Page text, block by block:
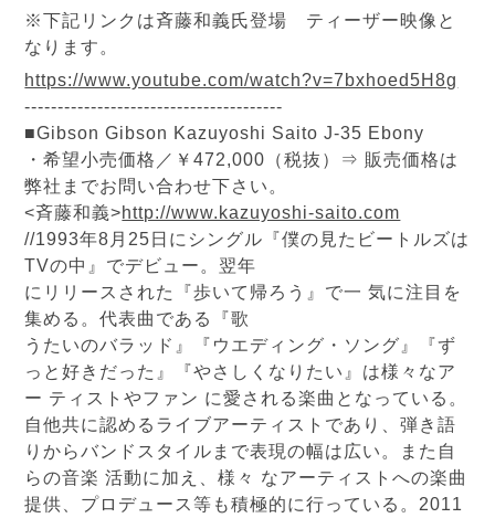
※下記リンクは斉藤和義氏登場 ティーザー映像と
なります。
https://www.youtube.com/watch?v=7bxhoed5H8g
---------------------------------------
■Gibson Gibson Kazuyoshi Saito J-35 Ebony
・希望小売価格／￥472,000（税抜）⇒ 販売価格は
弊社までお問い合わせ下さい。
<斉藤和義>http://www.kazuyoshi-saito.com
//1993年8月25日にシングル『僕の見たビートルズは
TVの中』でデビュー。翌年
にリリースされた『歩いて帰ろう』で一 気に注目を
集める。代表曲である『歌
うたいのバラッド』『ウエディング・ソング』『ず
っと好きだった』『やさしくなりたい』は様々なア
ー ティストやファン に愛される楽曲となっている。
自他共に認めるライブアーティストであり、弾き語
りからバンドスタイルまで表現の幅は広い。また自
らの音楽 活動に加え、様々 なアーティストへの楽曲
提供、プロデュース等も積極的に行っている。2011